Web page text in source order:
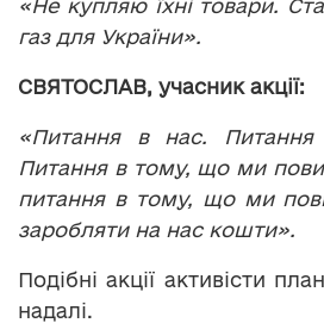
«Не купляю їхні товари.
газ для України».
СВЯТОСЛАВ, учасник акції:
«Питання в нас.
Питання в тому, що ми
питання в тому, що ми
заробляти на нас кошти».
Подібні акції активісти
надалі.